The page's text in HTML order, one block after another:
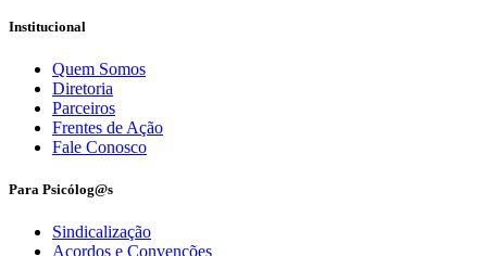
Institucional
Quem Somos
Diretoria
Parceiros
Frentes de Ação
Fale Conosco
Para Psicólog@s
Sindicalização
Acordos e Convenções